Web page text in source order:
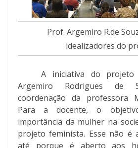
Prof. Argemiro R.de
idealizadores do
A iniciativa do
Argemiro Rodrigues de
coordenação da professora
Para a docente, o
importância da mulher na
projeto feminista. Esse não é
até porque é aberto aos